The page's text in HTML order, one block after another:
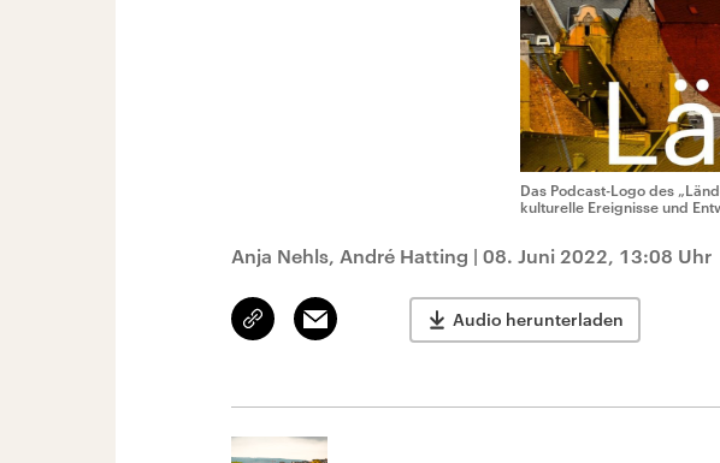
Das Podcast-Logo des
kulturelle Ereignisse und
Anja Nehls, André Hatting | 08. Juni 2022, 13:08 Uhr
Link
kopieren/teilen
Email Audio herunterladen